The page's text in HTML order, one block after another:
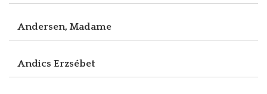
Andersen, Madame
Andics Erzsébet